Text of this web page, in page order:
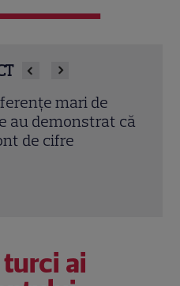
soția lui Nicolai
el
ai